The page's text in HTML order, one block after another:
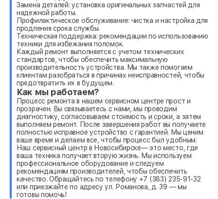
Замена деталей: установка оригинальных запчастей для
надежной работы.
Профилактическое обслуживание: чистка и настройка для
продления срока службы.
Техническая поддержка: рекомендации по использованию
техники для избежания поломок.
Каждый ремонт выполняется с учетом технических
стандартов, чтобы обеспечить максимальную
производительность устройства. Мы также помогаем
клиентам разобраться в причинах неисправностей, чтобы
предотвратить их в будущем.
Как мы работаем?
Процесс ремонта в нашем сервисном центре прост и
прозрачен. Вы связываетесь с нами, мы проводим
диагностику, согласовываем стоимость и сроки, а затем
выполняем ремонт. После завершения работ вы получаете
полностью исправное устройство с гарантией. Мы ценим
ваше время и делаем все, чтобы процесс был удобным.
Наш сервисный центр в Новосибирске— это место, где
ваша техника получает вторую жизнь. Мы используем
профессиональное оборудование и следуем
рекомендациям производителей, чтобы обеспечить
качество. Обращайтесь по телефону +7 (383) 235-91-32
или приезжайте по адресу ул. Романова, д. 39 — мы
готовы помочь!